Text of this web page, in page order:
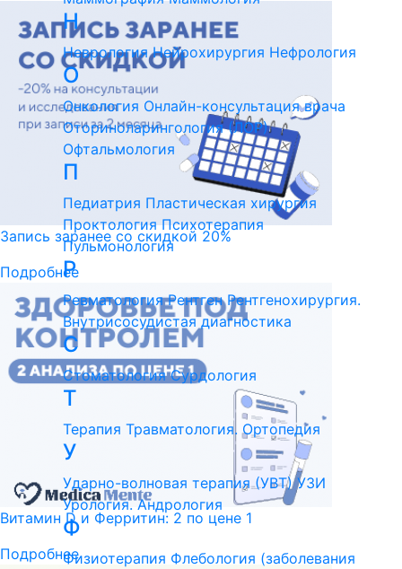
Запись заранее со скидкой 20%
Подробнее
Витамин D и Ферритин: 2 по цене 1
Подробнее
Н
Неврология Нейрохирургия Нефрология
О
Онкология Онлайн-консультация врача
Оториноларингология (ЛОР)
Офтальмология
П
Педиатрия Пластическая хирургия
Проктология Психотерапия
Пульмонология
Р
Ревматология Рентген Рентгенохирургия.
Внутрисосудистая диагностика
С
Стоматология Сурдология
Т
Терапия Травматология. Ортопедия
У
Ударно-волновая терапия (УВТ) УЗИ
Урология. Андрология
Ф
Физиотерапия Флебология (заболевания